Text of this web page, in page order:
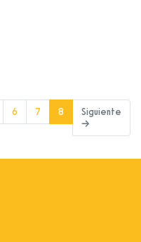
6 7 8 (current)
Siguiente
→